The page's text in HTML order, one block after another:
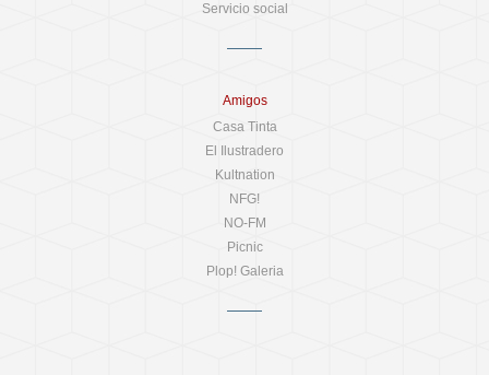
Servicio social
Amigos
Casa Tinta
El Ilustradero
Kultnation
NFG!
NO-FM
Picnic
Plop! Galeria